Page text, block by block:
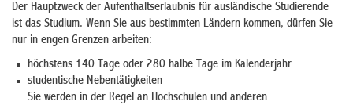
Der Hauptzweck der Aufenthaltserlaubnis für ausländische Studierende
ist das Studium. Wenn Sie aus bestimmten Ländern kommen, dürfen Sie
nur in engen Grenzen arbeiten:
höchstens 140 Tage oder 280 halbe Tage im Kalenderjahr
studentische Nebentätigkeiten
Sie werden in der Regel an Hochschulen und anderen